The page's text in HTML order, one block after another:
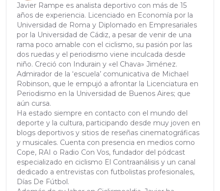
Javier Rampe es analista deportivo con más de 15
años de experiencia. Licenciado en Economía por la
Universidad de Roma y Diplomado en Empresariales
por la Universidad de Cádiz, a pesar de venir de una
rama poco amable con el ciclismo, su pasión por las
dos ruedas y el periodismo viene inculcada desde
niño. Creció con Indurain y «el Chava» Jiménez.
Admirador de la ‘escuela’ comunicativa de Michael
Robinson, que le empujó a afrontar la Licenciatura en
Periodismo en la Universidad de Buenos Aires; que
aún cursa.
Ha estado siempre en contacto con el mundo del
deporte y la cultura, participando desde muy joven en
blogs deportivos y sitios de reseñas cinematográficas
y musicales. Cuenta con presencia en medios como
Cope, RAI o Radio Con Vos, fundador del pódcast
especializado en ciclismo El Contraanálisis y un canal
dedicado a entrevistas con futbolistas profesionales,
Días De Fútbol.